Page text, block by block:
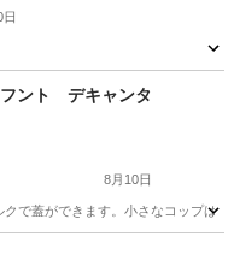
ント デキャンタ
8月10日
で蓋ができます。小さなコップは